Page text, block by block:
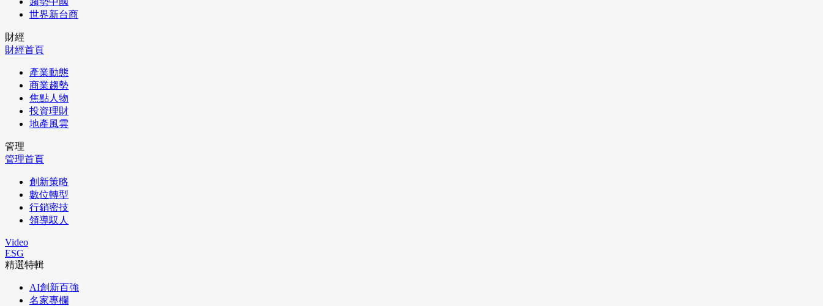
世界新台商
財經
財經首頁
產業動態
商業趨勢
焦點人物
投資理財
地產風雲
管理
管理首頁
創新策略
數位轉型
行銷密技
領導馭人
Video
ESG
精選特輯
AI創新百強
名家專欄